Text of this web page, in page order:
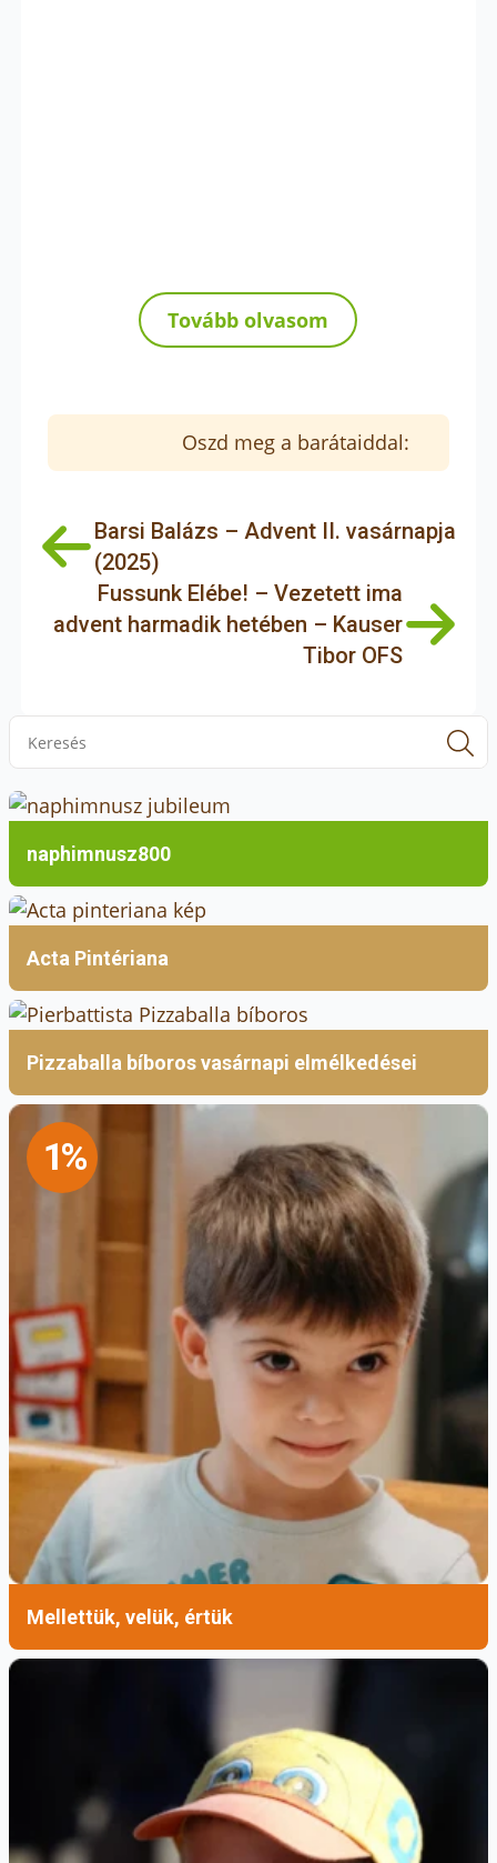
Tovább olvasom
Oszd meg a barátaiddal:
Barsi Balázs – Advent II. vasárnapja
(2025)
Fussunk Elébe! – Vezetett ima
advent harmadik hetében – Kauser
Tibor OFS
naphimnusz800
Acta Pintériana
Pizzaballa bíboros vasárnapi elmélkedései
1%
Mellettük, velük, értük